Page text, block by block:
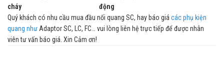
cháy
động
Quý khách có nhu cầu mua đầu nối quang SC, hay báo giá các phụ kiện
quang như Adaptor SC, LC, FC… vui lòng liên hệ trực tiếp để được nhân
viên tư vấn báo giá. Xin Cảm ơn!